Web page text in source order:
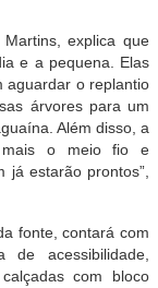
explica que
e a pequena. Elas
aguardar o replantio
árvores para um
Além disso, a
mais o meio fio e
estarão prontos”,
fonte, contará com
acessibilidade,
com bloco